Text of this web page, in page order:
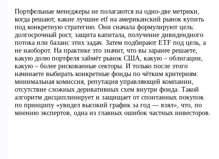
Портфельные менеджеры не полагаются на одно-две метрики,
когда решают, какие лучшие etf на американский рынок купить
под конкретную стратегию. Они сначала формулируют цель:
долгосрочный рост, защита капитала, получение дивидендного
потока или баланс этих задач. Затем подбирают ETF под цель, а
не наоборот. На практике это значит, что вы заранее решаете,
какую долю портфеля займёт рынок США, какую – облигации,
какую – более рискованные секторы. И только после этого
начинаете выбирать конкретные фонды по чётким критериям:
минимальная комиссия, репутация управляющей компании,
отсутствие сложных деривативных схем внутри фонда. Такой
алгоритм дисциплинирует и защищает от спонтанных покупок
по принципу «увидел высокий график за год — взял», что, по
мнению экспертов, одна из главных ошибок частных инвесторов.